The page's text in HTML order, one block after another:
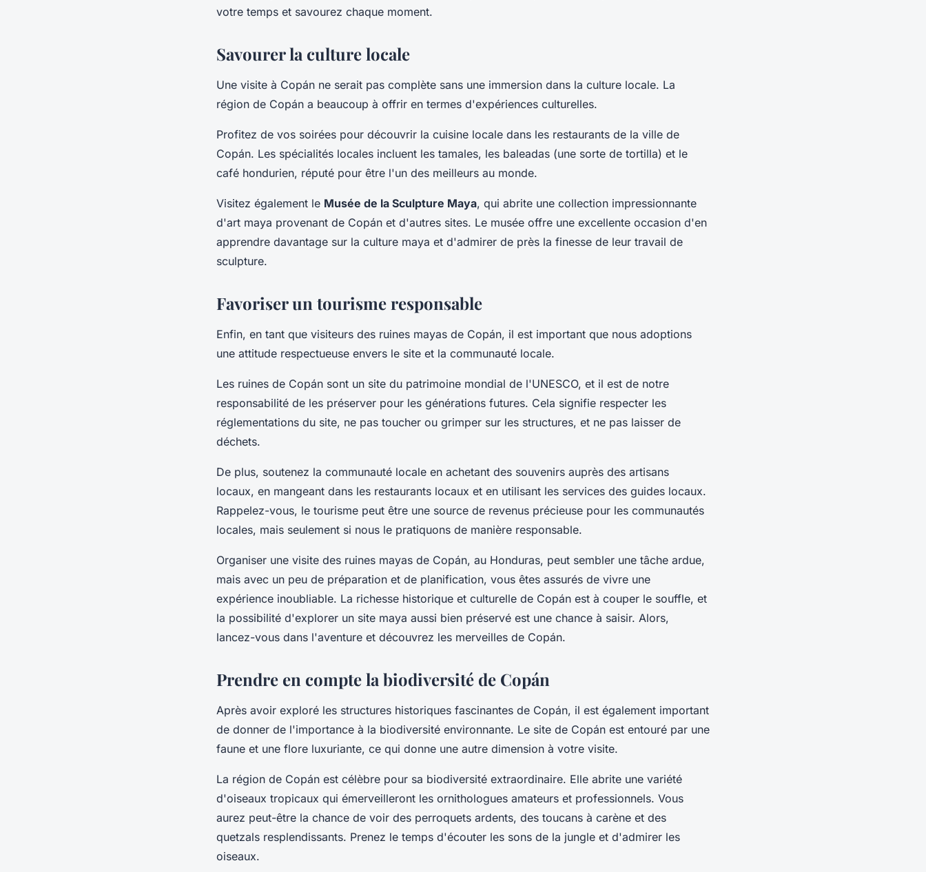
votre temps et savourez chaque moment.
Savourer la culture locale
Une visite à Copán ne serait pas complète sans une immersion dans la culture locale. La
région de Copán a beaucoup à offrir en termes d'expériences culturelles.
Profitez de vos soirées pour découvrir la cuisine locale dans les restaurants de la ville de
Copán. Les spécialités locales incluent les tamales, les baleadas (une sorte de tortilla) et le
café hondurien, réputé pour être l'un des meilleurs au monde.
Visitez également le Musée de la Sculpture Maya, qui abrite une collection impressionnante
d'art maya provenant de Copán et d'autres sites. Le musée offre une excellente occasion d'en
apprendre davantage sur la culture maya et d'admirer de près la finesse de leur travail de
sculpture.
Favoriser un tourisme responsable
Enfin, en tant que visiteurs des ruines mayas de Copán, il est important que nous adoptions
une attitude respectueuse envers le site et la communauté locale.
Les ruines de Copán sont un site du patrimoine mondial de l'UNESCO, et il est de notre
responsabilité de les préserver pour les générations futures. Cela signifie respecter les
réglementations du site, ne pas toucher ou grimper sur les structures, et ne pas laisser de
déchets.
De plus, soutenez la communauté locale en achetant des souvenirs auprès des artisans
locaux, en mangeant dans les restaurants locaux et en utilisant les services des guides locaux.
Rappelez-vous, le tourisme peut être une source de revenus précieuse pour les communautés
locales, mais seulement si nous le pratiquons de manière responsable.
Organiser une visite des ruines mayas de Copán, au Honduras, peut sembler une tâche ardue,
mais avec un peu de préparation et de planification, vous êtes assurés de vivre une
expérience inoubliable. La richesse historique et culturelle de Copán est à couper le souffle, et
la possibilité d'explorer un site maya aussi bien préservé est une chance à saisir. Alors,
lancez-vous dans l'aventure et découvrez les merveilles de Copán.
Prendre en compte la biodiversité de Copán
Après avoir exploré les structures historiques fascinantes de Copán, il est également important
de donner de l'importance à la biodiversité environnante. Le site de Copán est entouré par une
faune et une flore luxuriante, ce qui donne une autre dimension à votre visite.
La région de Copán est célèbre pour sa biodiversité extraordinaire. Elle abrite une variété
d'oiseaux tropicaux qui émerveilleront les ornithologues amateurs et professionnels. Vous
aurez peut-être la chance de voir des perroquets ardents, des toucans à carène et des
quetzals resplendissants. Prenez le temps d'écouter les sons de la jungle et d'admirer les
oiseaux.